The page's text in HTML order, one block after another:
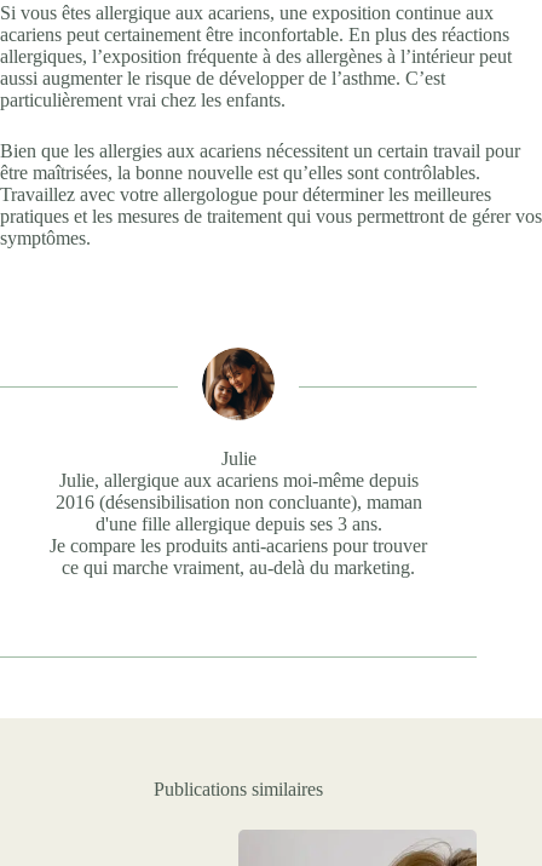
Si vous êtes allergique aux acariens, une exposition continue aux
acariens peut certainement être inconfortable. En plus des réactions
allergiques, l’exposition fréquente à des allergènes à l’intérieur peut
aussi augmenter le risque de développer de l’asthme. C’est
particulièrement vrai chez les enfants.
Bien que les allergies aux acariens nécessitent un certain travail pour
être maîtrisées, la bonne nouvelle est qu’elles sont contrôlables.
Travaillez avec votre allergologue pour déterminer les meilleures
pratiques et les mesures de traitement qui vous permettront de gérer vos
symptômes.
Julie
Julie, allergique aux acariens moi-même depuis
2016 (désensibilisation non concluante), maman
d'une fille allergique depuis ses 3 ans.
Je compare les produits anti-acariens pour trouver
ce qui marche vraiment, au-delà du marketing.
Publications similaires